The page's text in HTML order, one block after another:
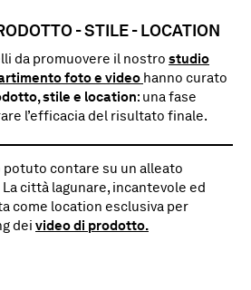
- STILE - LOCATION
da promuovere il nostro studio
foto e video hanno curato
stile e location: una fase
l’efficacia del risultato finale.
potuto contare su un alleato
La città lagunare, incantevole ed
come location esclusiva per
dei video di prodotto.